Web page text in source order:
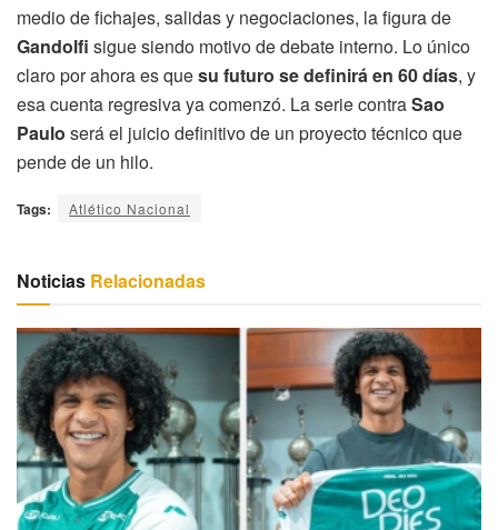
medio de fichajes, salidas y negociaciones, la figura de
Gandolfi sigue siendo motivo de debate interno. Lo único
claro por ahora es quesu futuro se definirá en 60 días, y
esa cuenta regresiva ya comenzó. La serie contraSao
Paulo será el juicio definitivo de un proyecto técnico que
pende de un hilo.
Tags: Atlético Nacional
Noticias Relacionadas